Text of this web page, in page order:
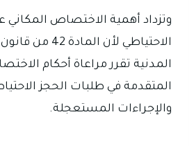
وتزداد أهمية الاختصاص المكاني
الاحتياطي لأن
المدنية تقرر مراعاة أحكام
المتقدمة في طلبات الحجز
والإجراءات المستعجلة.